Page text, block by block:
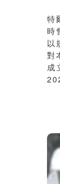
特
時
以
對
成